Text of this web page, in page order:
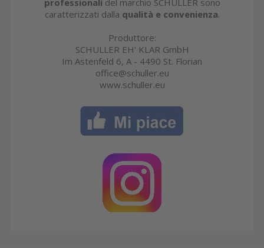
professionali del marchio SCHULLER sono
caratterizzati dalla qualità e convenienza.
Produttore:
SCHULLER EH' KLAR GmbH
Im Astenfeld 6, A - 4490 St. Florian
office@schuller.eu
www.schuller.eu